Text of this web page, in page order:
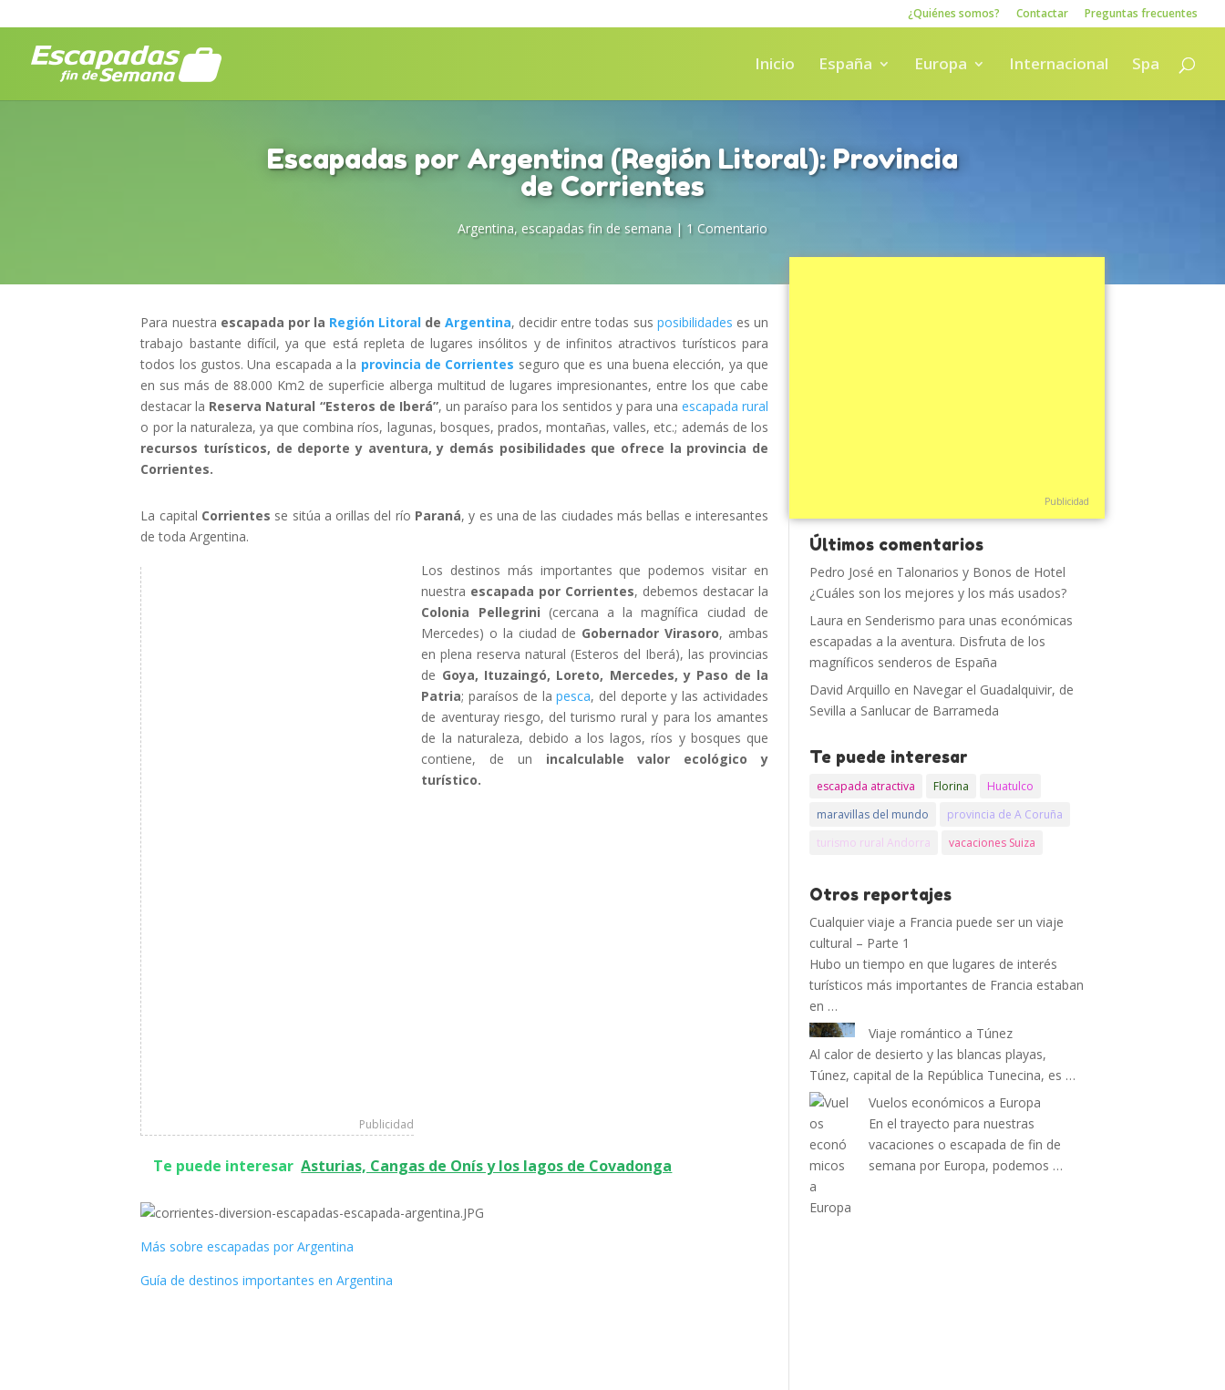
¿Quiénes somos? Contactar Preguntas frecuentes
Inicio España Europa Internacional Spa
Escapadas por Argentina (Región Litoral): Provincia
de Corrientes
Argentina, escapadas fin de semana| 1 Comentario
Para nuestra escapada por la Región LitoraldeArgentina, decidir entre todas sus posibilidades es un
trabajo bastante difícil, ya que está repleta de lugares insólitos y de infinitos atractivos turísticos para
todos los gustos. Una escapada a la provincia de Corrientes seguro que es una buena elección, ya que
en sus más de 88.000 Km2 de superficie alberga multitud de lugares impresionantes, entre los que cabe
destacar la Reserva Natural “Esteros de Iberá”, un paraíso para los sentidos y para una escapada rural
o por la naturaleza, ya que combina ríos, lagunas, bosques, prados, montañas, valles, etc.; además de los
recursos turísticos, de deporte y aventura, y demás posibilidades que ofrece la provincia de
Corrientes.
La capital Corrientes se sitúa a orillas del río Paraná, y es una de las ciudades más bellas e interesantes
de toda Argentina.
Publicidad
Los destinos más importantes que podemos visitar en
nuestra escapada por Corrientes, debemos destacar la
Colonia Pellegrini (cercana a la magnífica ciudad de
Mercedes) o la ciudad de Gobernador Virasoro, ambas
en plena reserva natural (Esteros del Iberá), las provincias
de Goya, Ituzaingó, Loreto, Mercedes, y Paso de la
Patria; paraísos de lapesca, del deporte y las actividades
de aventuray riesgo, del turismo rural y para los amantes
de la naturaleza, debido a los lagos, ríos y bosques que
contiene, de un incalculable valor ecológico y
turístico.
Te puede interesar Asturias, Cangas de Onís y los lagos de Covadonga
Más sobre escapadas por Argentina
Guía de destinos importantes en Argentina
Publicidad
Últimos comentarios
Pedro José en Talonarios y Bonos de Hotel
¿Cuáles son los mejores y los más usados?
Laura en Senderismo para unas económicas
escapadas a la aventura. Disfruta de los
magníficos senderos de España
David Arquillo en Navegar el Guadalquivir, de
Sevilla a Sanlucar de Barrameda
Te puede interesar
escapada atractiva Florina
Huatulco
maravillas del mundo
provincia de A Coruña
turismo rural Andorra
vacaciones Suiza
Otros reportajes
Cualquier viaje a Francia puede ser un viaje
cultural – Parte 1
Hubo un tiempo en que lugares de interés
turísticos más importantes de Francia estaban
en …
Viaje romántico a Túnez
Al calor de desierto y las blancas playas,
Túnez, capital de la República Tunecina, es …
Vuelos económicos a Europa
En el trayecto para nuestras
vacaciones o escapada de fin de
semana por Europa, podemos …